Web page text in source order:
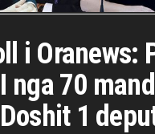
i Oranews:
nga 70
1